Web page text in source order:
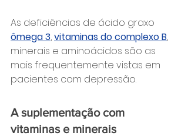
As deficiências de ácido graxo
ômega 3, vitaminas do complexo B,
minerais e aminoácidos são as
mais frequentemente vistas em
pacientes com depressão.
A suplementação com
vitaminas e minerais